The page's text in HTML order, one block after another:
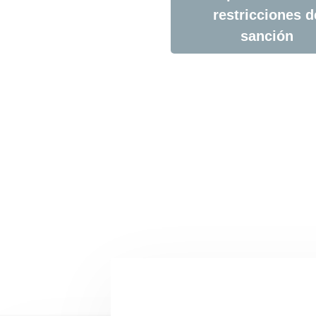
restricciones
sanción